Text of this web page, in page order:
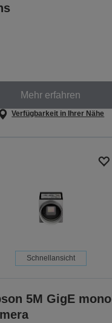
Mehr erfahren
Verfügbarkeit in Ihrer Nähe
Schnellansicht
5M GigE mono